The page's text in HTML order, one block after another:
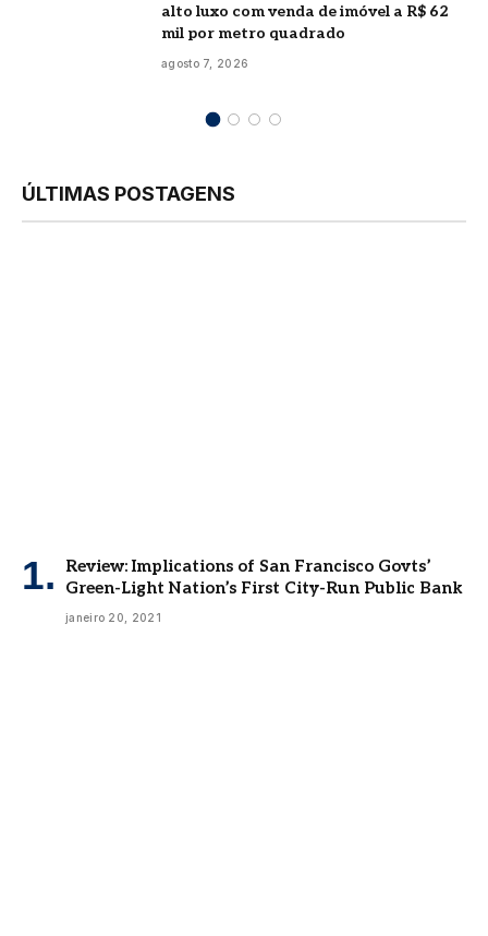
alto luxo com venda de imóvel a R$ 62
mil por metro quadrado
agosto 7, 2026
ÚLTIMAS POSTAGENS
Review: Implications of San Francisco Govts’
Green-Light Nation’s First City-Run Public Bank
janeiro 20, 2021